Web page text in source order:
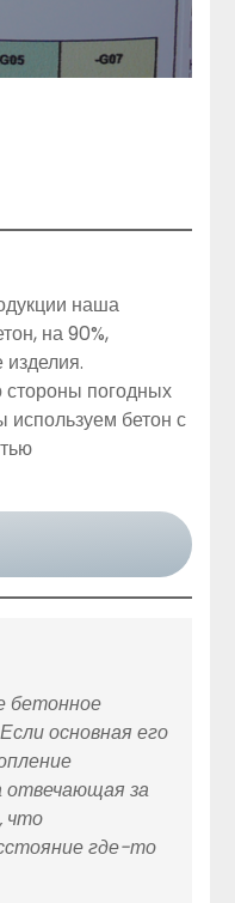
наша
на 90%,
стороны погодных
используем бетон с
бетонное
основная его
отвечающая за
что
где-то